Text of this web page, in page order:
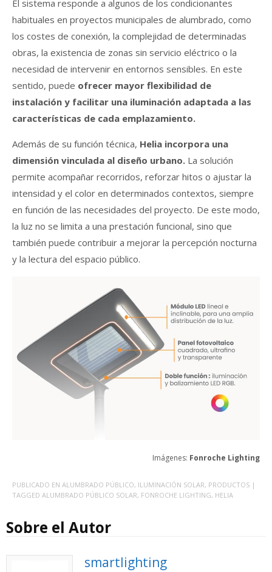
El sistema responde a algunos de los condicionantes
habituales en proyectos municipales de alumbrado, como
los costes de conexión, la complejidad de determinadas
obras, la existencia de zonas sin servicio eléctrico o la
necesidad de intervenir en entornos sensibles. En este
sentido, puede ofrecer mayor flexibilidad de
instalación y facilitar una iluminación adaptada a las
características de cada emplazamiento.
Además de su función técnica, Helia incorpora una
dimensión vinculada al diseño urbano. La solución
permite acompañar recorridos, reforzar hitos o ajustar la
intensidad y el color en determinados contextos, siempre
en función de las necesidades del proyecto. De este modo,
la luz no se limita a una prestación funcional, sino que
también puede contribuir a mejorar la percepción nocturna
y la lectura del espacio público.
Imágenes: Fonroche Lighting
PUBLICADO EN ALUMBRADO PÚBLICO, ILUMINACIÓN SOLAR, PRODUCTOS |
TAGGED ALUMBRADO PÚBLICO SOLAR, FONROCHE LIGHTING, HELIA
Sobre el Autor
smartlighting